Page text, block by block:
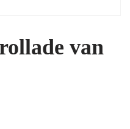
van